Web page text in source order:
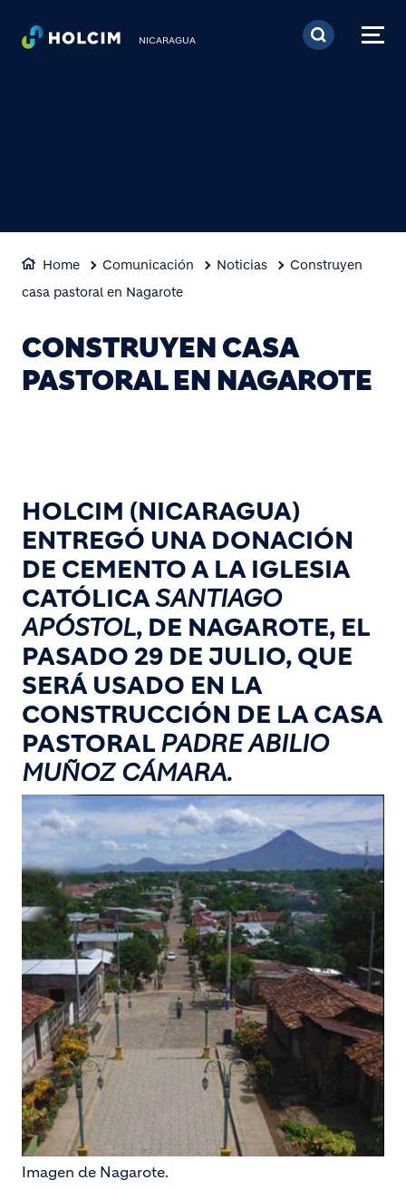
Pasar al contenido
NICARAGUA
Home Comunicación Noticias
Construyen
casa pastoral en Nagarote
CONSTRUYEN CASA
PASTORAL EN NAGAROTE
HOLCIM (NICARAGUA)
ENTREGÓ UNA DONACIÓN
DE CEMENTO A LA IGLESIA
CATÓLICASANTIAGO
APÓSTOL, DE NAGAROTE, EL
PASADO 29 DE JULIO, QUE
SERÁ USADO EN LA
CONSTRUCCIÓN DE LA CASA
PASTORAL PADRE ABILIO
MUÑOZ CÁMARA.
Imagen de Nagarote.